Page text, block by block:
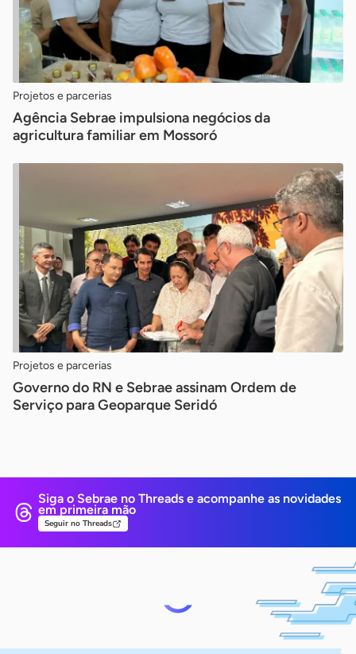
Projetos e parcerias
Agência Sebrae impulsiona negócios da
agricultura familiar em Mossoró
Projetos e parcerias
Governo do RN e Sebrae assinam Ordem de
Serviço para Geoparque Seridó
Siga o Sebrae no Threads e acompanhe as novidades
em primeira mão
Seguir no Threads